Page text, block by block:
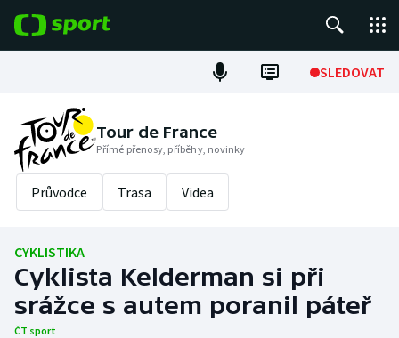
SLEDOVAT
Fotbal
Hokej
Tenis
Cyklistika
DALŠÍ SPORTY
Tour de France
Přímé přenosy, příběhy, novinky
Průvodce Trasa Videa
CYKLISTIKA
Cyklista Kelderman si při
srážce s autem poranil páteř
ČT sport